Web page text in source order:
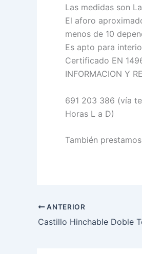
Las medidas son
El aforo
menos de 10
Es apto para
Certificado EN
INFORMACION Y
691 203 386 (vía
Horas L a D)
También
ANTERIOR
Castillo Hinchable Doble